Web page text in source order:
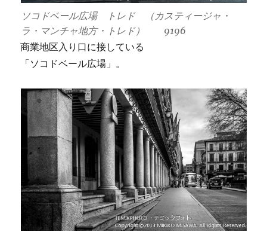
ソコドベール広場 トレド （カスティージャ・
ラ・マンチャ地方・トレド） 9196
商業地区入り口に接している
「ソコドベール広場」。